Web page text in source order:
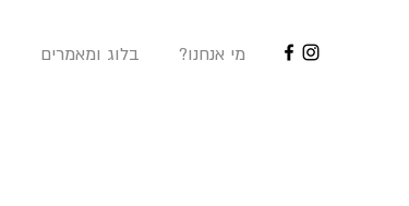
בלוג ומאמרים ?מי אנחנו